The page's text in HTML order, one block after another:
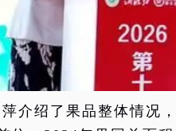
介绍了果品整体情况